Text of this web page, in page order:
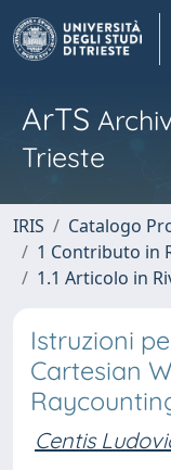
ArTS
Trieste
IRIS
Catalogo
1 Contributo in
1.1 Articolo in
Istruzioni
Cartesian
Centis